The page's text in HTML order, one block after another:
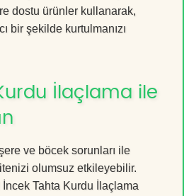
dostu ürünler kullanarak,
bir şekilde kurtulmanızı
İlaçlama ile
ve böcek sorunları ile
olumsuz etkileyebilir.
Tahta Kurdu İlaçlama